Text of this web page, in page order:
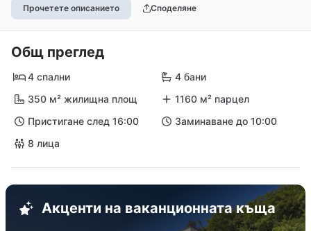
Прочетете описанието Споделяне
Общ преглед
4 спални
4 бани
350 м² жилищна площ
1160 м² парцел
Пристигане след 16:00
Заминаване до 10:00
8 лица
Акценти на ваканционната къща